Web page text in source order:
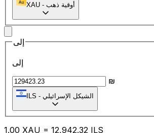
XAU - أوقية ذهب
إلى
إلى
₪
ILS - الشيكل الإسرائيلي
1.00 XAU = 12,942.32 ILS